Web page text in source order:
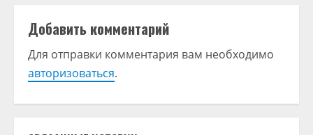
и
т
ь
ч
Добавить комментарий
Для отправки комментария вам необходимо
авторизоваться.